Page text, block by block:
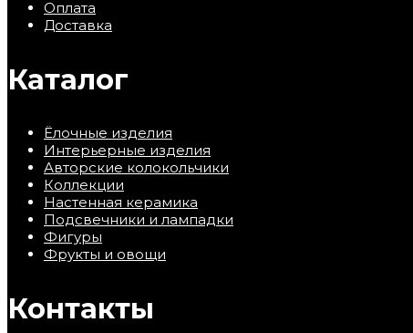
Оплата
Доставка
Каталог
Ёлочные изделия
Интерьерные изделия
Авторские колокольчики
Коллекции
Настенная керамика
Подсвечники и лампадки
Фигуры
Фрукты и овощи
Контакты